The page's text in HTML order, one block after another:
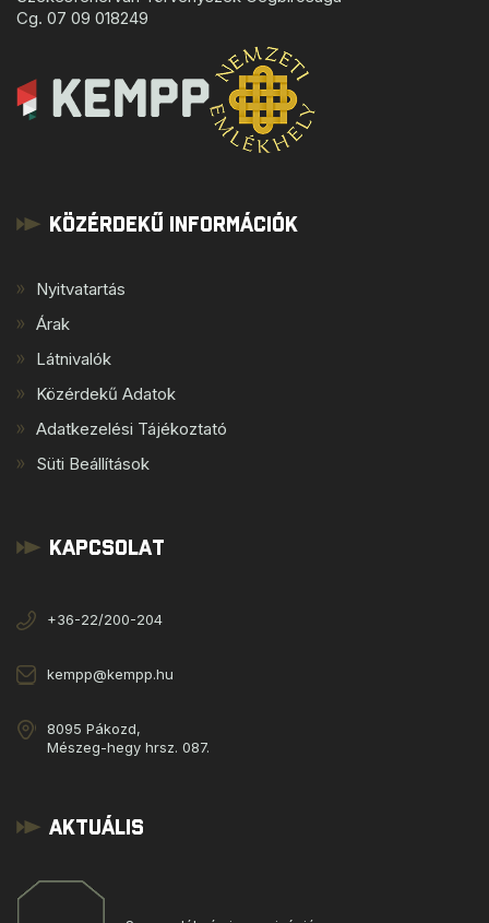
Cg. 07 09 018249
Közérdekű Információk
Nyitvatartás
Árak
Látnivalók
Közérdekű Adatok
Adatkezelési Tájékoztató
Süti Beállítások
Kapcsolat
+36-22/200-204
kempp@kempp.hu
8095 Pákozd,
Mészeg-hegy hrsz. 087.
Aktuális